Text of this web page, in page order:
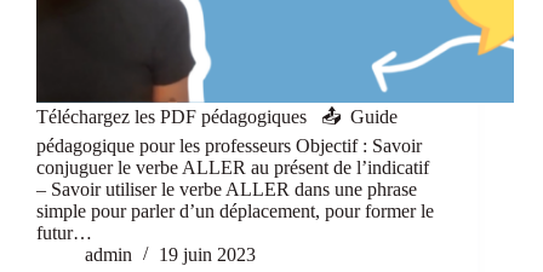
Téléchargez les PDF pédagogiques 📤 Guide
pédagogique pour les professeurs Objectif : Savoir
conjuguer le verbe ALLER au présent de l’indicatif
– Savoir utiliser le verbe ALLER dans une phrase
simple pour parler d’un déplacement, pour former le
futur…
admin
19 juin 2023